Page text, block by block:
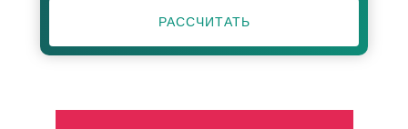
РАССЧИТАТЬ